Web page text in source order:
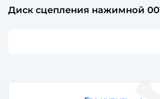
Диск сцепления нажимной